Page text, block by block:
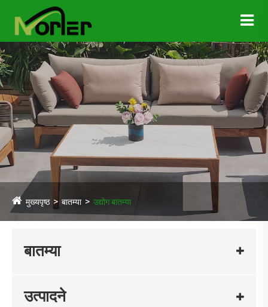
मुख्यपृष्ठ बातम्या उद्योग बातम्या
बातम्या
उत्पादने